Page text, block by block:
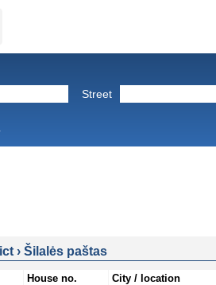
Street
› Šilalės paštas
House no. City / location